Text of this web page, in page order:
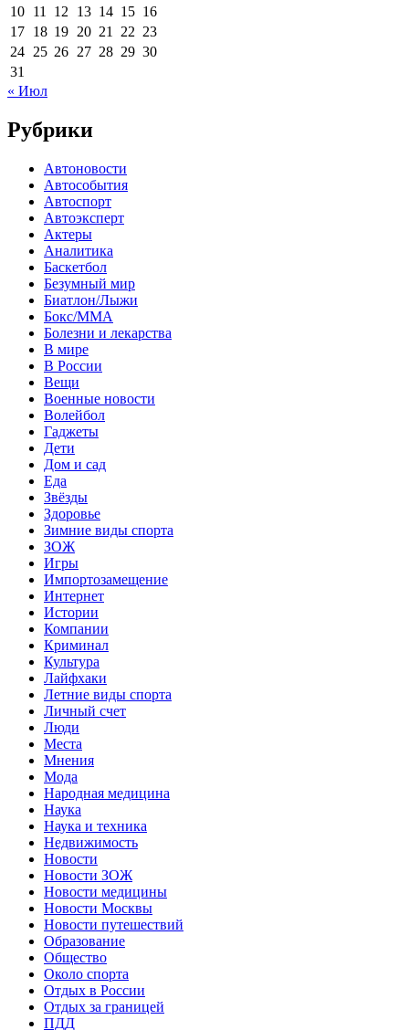
10 11 12 13 14 15 16
17 18 19 20 21 22 23
24 25 26 27 28 29 30
31
« Июл
Рубрики
Автоновости
Автособытия
Автоспорт
Автоэксперт
Актеры
Аналитика
Баскетбол
Безумный мир
Биатлон/Лыжи
Бокс/MMA
Болезни и лекарства
В мире
В России
Вещи
Военные новости
Волейбол
Гаджеты
Дети
Дом и сад
Еда
Звёзды
Здоровье
Зимние виды спорта
ЗОЖ
Игры
Импортозамещение
Интернет
Истории
Компании
Криминал
Культура
Лайфхаки
Летние виды спорта
Личный счет
Люди
Места
Мнения
Мода
Народная медицина
Наука
Наука и техника
Недвижимость
Новости
Новости ЗОЖ
Новости медицины
Новости Москвы
Новости путешествий
Образование
Общество
Около спорта
Отдых в России
Отдых за границей
ПДД